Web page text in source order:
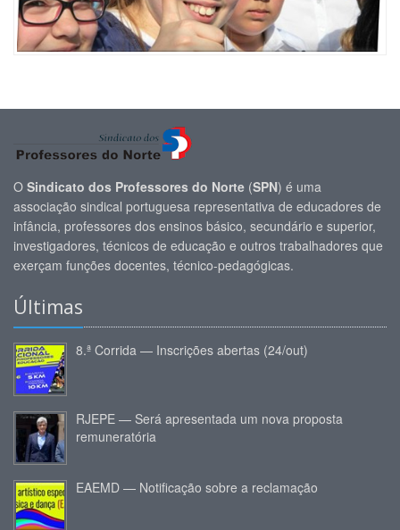
O Sindicato dos Professores do Norte (SPN) é uma
associação sindical portuguesa representativa de educadores de
infância, professores dos ensinos básico, secundário e superior,
investigadores, técnicos de educação e outros trabalhadores que
exerçam funções docentes, técnico-pedagógicas.
Últimas
8.ª Corrida — Inscrições abertas (24/out)
RJEPE — Será apresentada um nova proposta
remuneratória
EAEMD — Notificação sobre a reclamação